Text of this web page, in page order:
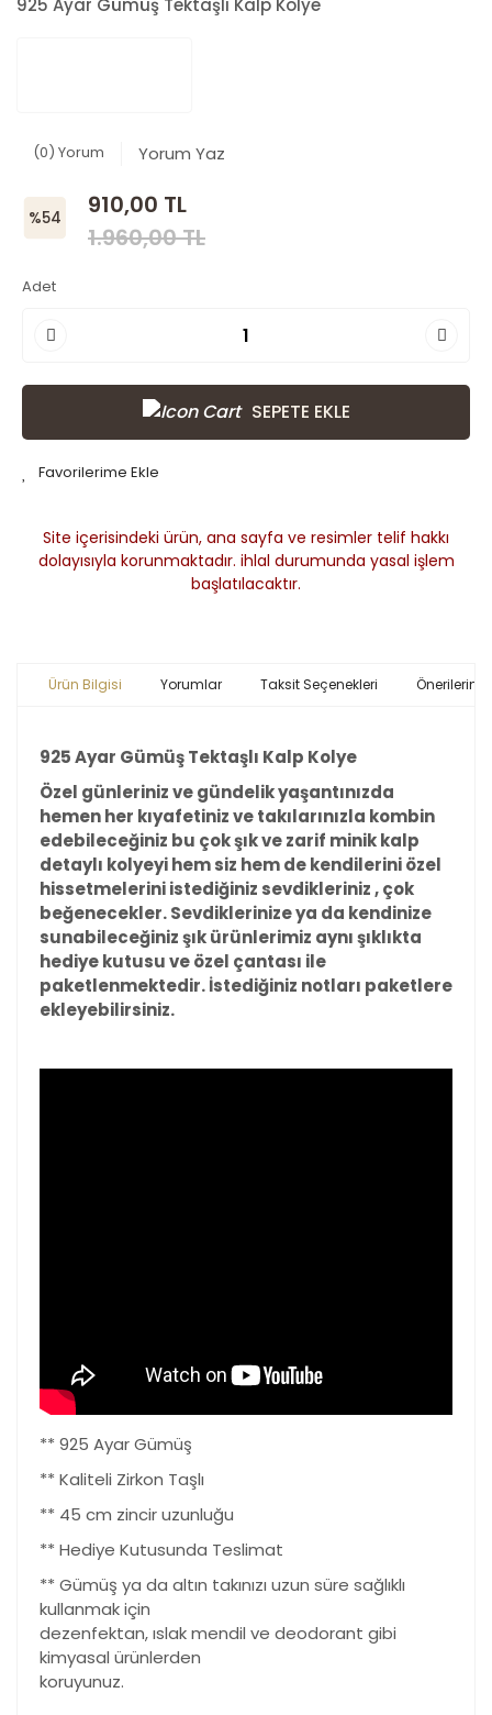
925 Ayar Gümüş Tektaşlı Kalp Kolye
(0) Yorum Yorum Yaz
%54
910,00 TL
1.960,00 TL
Adet
SEPETE EKLE
Site içerisindeki ürün, ana sayfa ve resimler telif hakkı
dolayısıyla korunmaktadır. ihlal durumunda yasal işlem
başlatılacaktır.
Ürün Bilgisi Yorumlar Taksit Seçenekleri Önerileriniz
925 Ayar Gümüş Tektaşlı Kalp Kolye
Özel günleriniz ve gündelik yaşantınızda
hemen her kıyafetiniz ve takılarınızla kombin
edebileceğiniz bu çok şık ve zarif minik kalp
detaylı kolyeyi hem siz hem de kendilerini özel
hissetmelerini istediğiniz sevdikleriniz , çok
beğenecekler. Sevdiklerinize ya da kendinize
sunabileceğiniz şık ürünlerimiz aynı şıklıkta
hediye kutusu ve özel çantası ile
paketlenmektedir. İstediğiniz notları paketlere
ekleyebilirsiniz.
** 925 Ayar Gümüş
** Kaliteli Zirkon Taşlı
** 45 cm zincir uzunluğu
** Hediye Kutusunda Teslimat
** Gümüş ya da altın takınızı uzun süre sağlıklı
kullanmak için
dezenfektan, ıslak mendil ve deodorant gibi
kimyasal ürünlerden
koruyunuz.